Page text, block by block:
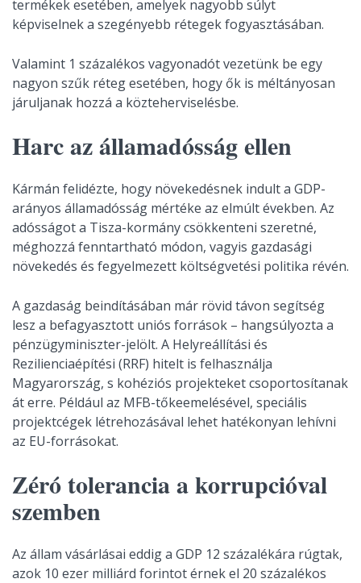
termékek esetében, amelyek nagyobb súlyt
képviselnek a szegényebb rétegek fogyasztásában.
Valamint 1 százalékos vagyonadót vezetünk be egy
nagyon szűk réteg esetében, hogy ők is méltányosan
járuljanak hozzá a közteherviselésbe.
Harc az államadósság ellen
Kármán felidézte, hogy növekedésnek indult a GDP-
arányos államadósság mértéke az elmúlt években. Az
adósságot a Tisza-kormány csökkenteni szeretné,
méghozzá fenntartható módon, vagyis gazdasági
növekedés és fegyelmezett költségvetési politika révén.
A gazdaság beindításában már rövid távon segítség
lesz a befagyasztott uniós források – hangsúlyozta a
pénzügyminiszter-jelölt. A Helyreállítási és
Rezilienciaépítési (RRF) hitelt is felhasználja
Magyarország, s kohéziós projekteket csoportosítanak
át erre. Például az MFB-tőkeemelésével, speciális
projektcégek létrehozásával lehet hatékonyan lehívni
az EU-forrásokat.
Zéró tolerancia a korrupcióval
szemben
Az állam vásárlásai eddig a GDP 12 százalékára rúgtak,
azok 10 ezer milliárd forintot érnek el 20 százalékos